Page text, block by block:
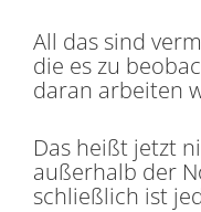
All das sind
die es zu
daran arbeiten
Das heißt jetzt
außerhalb der
schließlich ist